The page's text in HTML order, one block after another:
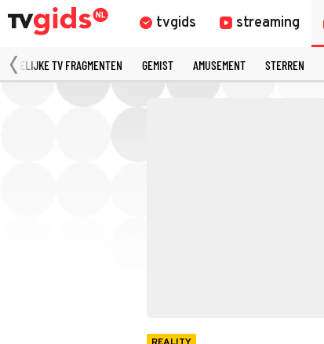
tvgids streaming
TV FRAGMENTEN GEMIST AMUSEMENT STERREN